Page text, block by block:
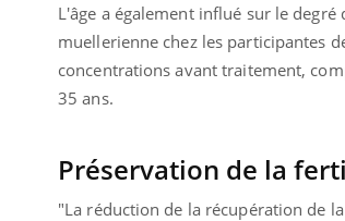
L'âge a également influé sur le
muellerienne chez les participantes
concentrations avant traitement,
35 ans.
Préservation de la
"La réduction de la récupération de